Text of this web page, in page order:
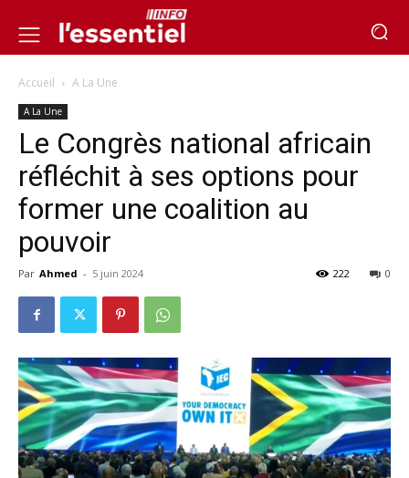
Accueil A La Une
A La Une
Le Congrès national africain
réfléchit à ses options pour
former une coalition au
pouvoir
Par Ahmed - 5 juin 2024 0
222